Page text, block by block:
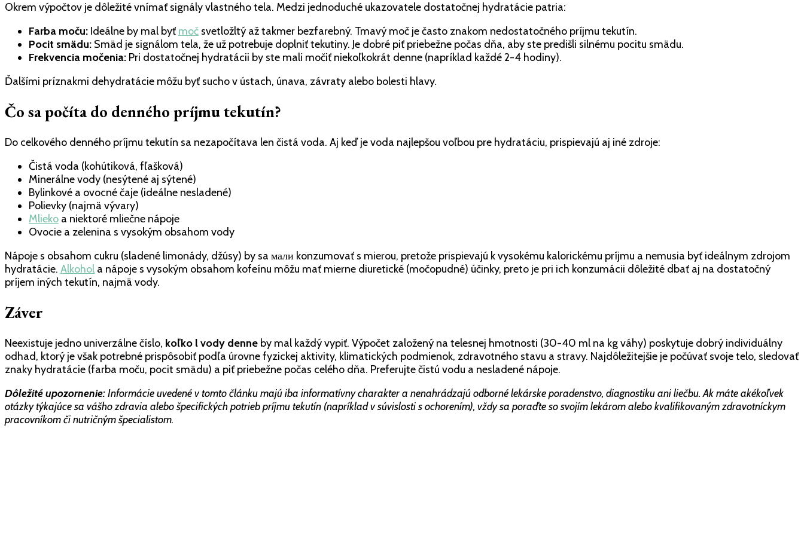
Okrem výpočtov je dôležité vnímať signály vlastného tela. Medzi jednoduché ukazovatele dostatočnej hydratácie patria:
Farba moču: Ideálne by mal byť moč svetložltý až takmer bezfarebný. Tmavý moč je často znakom nedostatočného príjmu tekutín.
Pocit smädu: Smäd je signálom tela, že už potrebuje doplniť tekutiny. Je dobré piť priebežne počas dňa, aby ste predišli silnému pocitu smädu.
Frekvencia močenia: Pri dostatočnej hydratácii by ste mali močiť niekoľkokrát denne (napríklad každé 2-4 hodiny).
Ďalšími príznakmi dehydratácie môžu byť sucho v ústach, únava, závraty alebo bolesti hlavy.
Čo sa počíta do denného príjmu tekutín?
Do celkového denného príjmu tekutín sa nezapočítava len čistá voda. Aj keď je voda najlepšou voľbou pre hydratáciu, prispievajú aj iné zdroje:
Čistá voda (kohútiková, fľašková)
Minerálne vody (nesýtené aj sýtené)
Bylinkové a ovocné čaje (ideálne nesladené)
Polievky (najmä vývary)
Mlieko a niektoré mliečne nápoje
Ovocie a zelenina s vysokým obsahom vody
Nápoje s obsahom cukru (sladené limonády, džúsy) by sa мали konzumovať s mierou, pretože prispievajú k vysokému kalorickému príjmu a nemusia byť ideálnym zdrojom
hydratácie. Alkohol a nápoje s vysokým obsahom kofeínu môžu mať mierne diuretické (močopudné) účinky, preto je pri ich konzumácii dôležité dbať aj na dostatočný
príjem iných tekutín, najmä vody.
Záver
Neexistuje jedno univerzálne číslo, koľko l vody denne by mal každý vypiť. Výpočet založený na telesnej hmotnosti (30-40 ml na kg váhy) poskytuje dobrý individuálny
odhad, ktorý je však potrebné prispôsobiť podľa úrovne fyzickej aktivity, klimatických podmienok, zdravotného stavu a stravy. Najdôležitejšie je počúvať svoje telo, sledovať
znaky hydratácie (farba moču, pocit smädu) a piť priebežne počas celého dňa. Preferujte čistú vodu a nesladené nápoje.
Dôležité upozornenie:Informácie uvedené v tomto článku majú iba informatívny charakter a nenahrádzajú odborné lekárske poradenstvo, diagnostiku ani liečbu. Ak máte akékoľvek
otázky týkajúce sa vášho zdravia alebo špecifických potrieb príjmu tekutín (napríklad v súvislosti s ochorením), vždy sa poraďte so svojím lekárom alebo kvalifikovaným zdravotníckym
pracovníkom či nutričným špecialistom.